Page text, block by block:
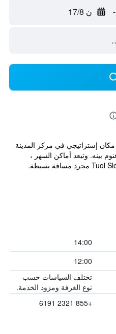
- ن 17/8
المصنف 4 نجوم في مكان إستراتيجي في مركز المدينة
بينه. وتبعد أماكن السهر ،
14:00
12:00
تختلف السياسات حسب
نوع الغرفة ومزود الخدمة.
+855 2321 6191